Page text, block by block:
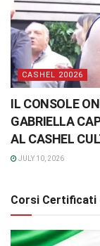
CASHEL 20026
IL CONSOLE
GABRIELLA
AL CASHEL
JULY 10, 2026
Corsi Certificati